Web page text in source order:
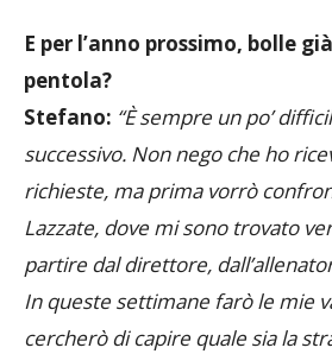
pentola?
Stefano:
successivo.Non nego cheho
richieste, ma prima vo rrò
Lazzate,dove mi sono trovato
partire dal direttore,dall’
In queste settimane faròle mie
cercherò di capire quale sia la